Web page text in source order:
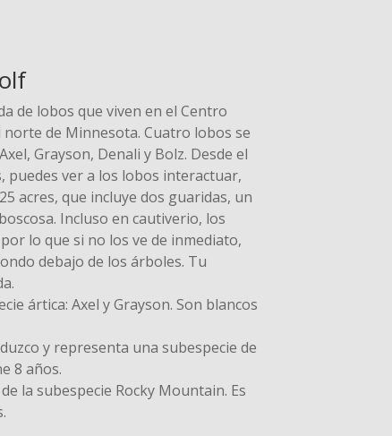
de lobos que viven en el Centro
de Minnesota. Cuatro lobos se
Grayson, Denali y Bolz. Desde el
puedes ver a los lobos interactuar,
acres, que incluye dos guaridas, un
Incluso en cautiverio, los
lo que si no los ve de inmediato,
debajo de los árboles. Tu
ártica: Axel y Grayson. Son blancos
y representa una subespecie de
8 años.
la subespecie Rocky Mountain. Es